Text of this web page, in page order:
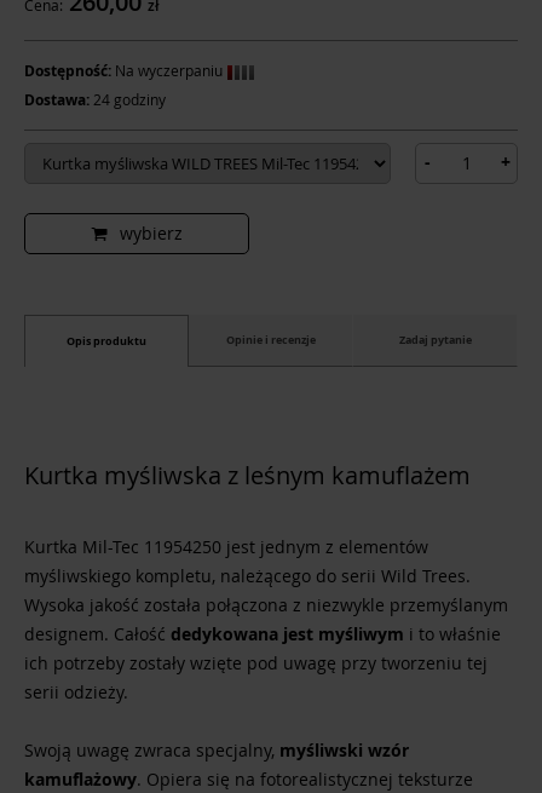
Cena: zł
Dostępność: Na wyczerpaniu
Dostawa: 24 godziny
- +
wybierz
Opis produktu Opinie i recenzje Zadaj pytanie
Kurtka myśliwska z leśnym kamuflażem
Kurtka Mil-Tec 11954250 jest jednym z elementów
myśliwskiego kompletu, należącego do serii Wild Trees.
Wysoka jakość została połączona z niezwykle przemyślanym
designem. Całość dedykowana jest myśliwym i to właśnie
ich potrzeby zostały wzięte pod uwagę przy tworzeniu tej
serii odzieży.
Swoją uwagę zwraca specjalny, myśliwski wzór
kamuflażowy. Opiera się na fotorealistycznej teksturze